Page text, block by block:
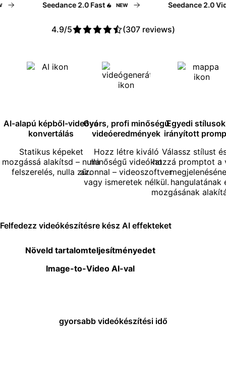
Seedance 2.0 Fast NEW Seedance 2.0
4.9/5 (307 reviews)
AI-alapú képből-videóvá
konvertálás
Statikus képeket
mozgássá alakítsd – nulla
felszerelés, nulla zűr.
Gyors, profi minőségű
videóeredmények
Hozz létre kiváló
minőségű videókat
azonnal – videoszoftver
vagy ismeretek nélkül.
Egyedi
irányított
Válassz stílust
hozzá promptot a
hangulatának
mozgásának
Felfedezz videókészítésre kész AI effekteket
Növeld tartalomteljesítményedet
Image-to-Video AI-val
gyorsabb videókészítési idő